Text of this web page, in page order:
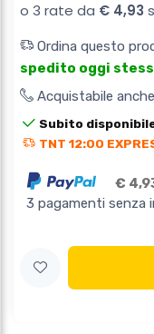
Ordina questo
spedito oggi
Acquistabile
Subito
TNT 12:00
€
3 pagamenti senza